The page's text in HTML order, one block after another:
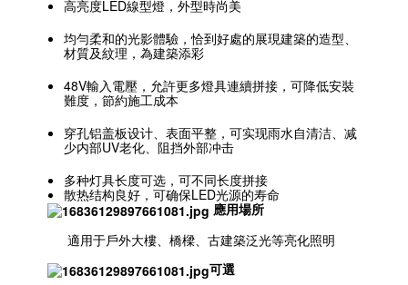
高亮度LED線型燈，外型時尚美
均勻柔和的光影體驗，恰到好處的展現建築的造型、
材質及紋理，為建築添彩
48V輸入電壓，允許更多燈具連續拼接，可降低安裝
難度，節約施工成本
穿孔铝盖板设计、表⾯平整，可实现雨⽔⾃清洁、减
少内部UV老化、阻挡外部冲击
多种灯具⻓度可选，可不同⻓度拼接
散热结构良好，可确保LED光源的寿命
應用場所
適用于戶外大樓、橋樑、古建築泛光等亮化照明
可選